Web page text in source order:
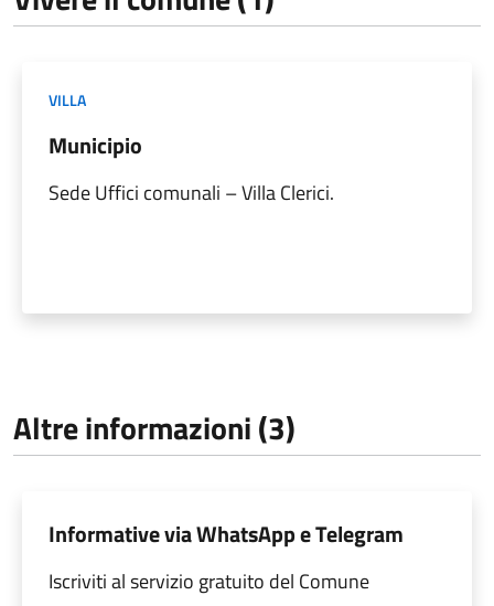
VILLA
Municipio
Sede Uffici comunali – Villa Clerici.
Altre informazioni (3)
Informative via WhatsApp e Telegram
Iscriviti al servizio gratuito del Comune